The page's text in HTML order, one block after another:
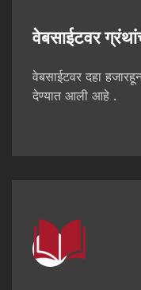
वेबसाईटवर
वेबसाईटवर दहा
देण्यात आली आहे .